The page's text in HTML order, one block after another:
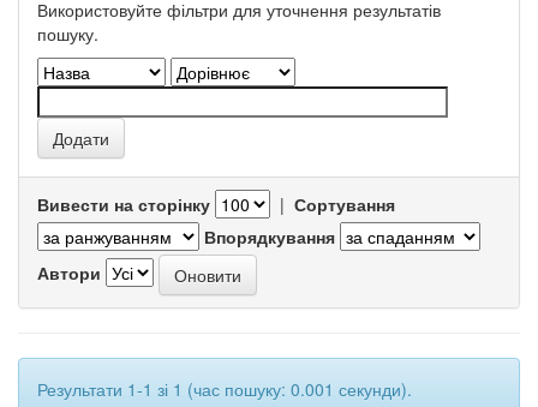
Використовуйте фільтри для уточнення результатів
пошуку.
Вивести на сторінку | Сортування
Впорядкування
Автори
Результати 1-1 зі 1 (час пошуку: 0.001 секунди).